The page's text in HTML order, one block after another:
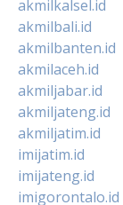
akmilkalsel.id
akmilbali.id
akmilbanten.id
akmilaceh.id
akmiljabar.id
akmiljateng.id
akmiljatim.id
imijatim.id
imijateng.id
imigorontalo.id